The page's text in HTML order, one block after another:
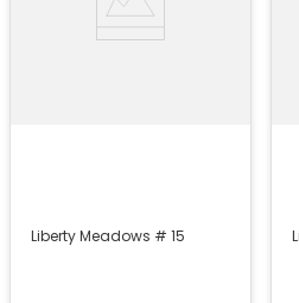
Liberty Meadows # 15